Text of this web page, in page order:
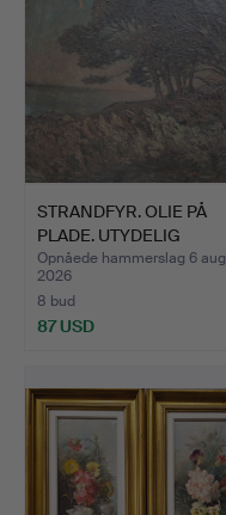
STRANDFYR. OLIE PÅ
PLADE. UTYDELIG
SIGNATU…
Opnåede hammerslag 6 aug
2026
8 bud
87 USD